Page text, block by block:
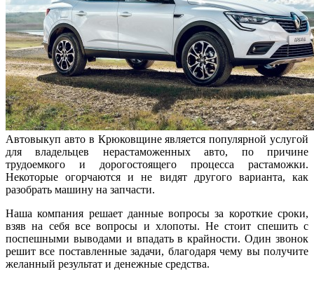
Автовыкуп авто в Крюковщине является популярной услугой
для владельцев нерастаможенных авто, по причине
трудоемкого и дорогостоящего процесса растаможки.
Некоторые огорчаются и не видят другого варианта, как
разобрать машину на запчасти.
Наша компания решает данные вопросы за короткие сроки,
взяв на себя все вопросы и хлопоты. Не стоит спешить с
поспешными выводами и впадать в крайности. Один звонок
решит все поставленные задачи, благодаря чему вы получите
желанный результат и денежные средства.